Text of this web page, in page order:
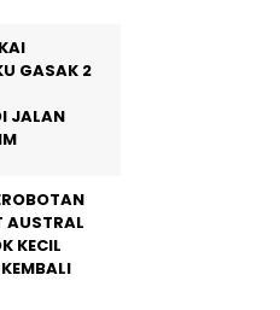
GASAK 2
JALAN
AUSTRAL
KECIL